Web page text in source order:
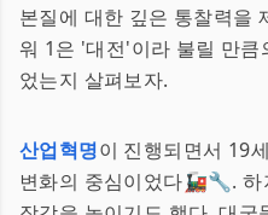
본질에 대한 깊은 통찰력을
워 1은 '대전'이라 불릴 만
었는지 살펴보자.
산업혁명이 진행되면서 19
변화의 중심이었다🚂🔧. 하